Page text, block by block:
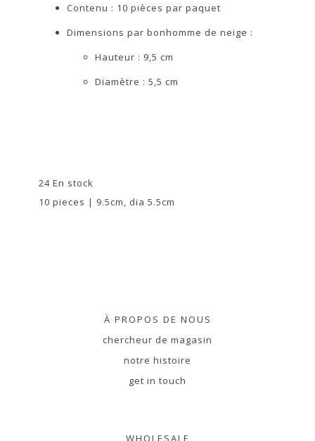
Contenu : 10 pièces par paquet
Dimensions par bonhomme de neige :
Hauteur : 9,5 cm
Diamètre : 5,5 cm
24 En stock
10 pieces | 9.5cm, dia 5.5cm
À PROPOS DE NOUS
chercheur de magasin
notre histoire
get in touch
WHOLESALE